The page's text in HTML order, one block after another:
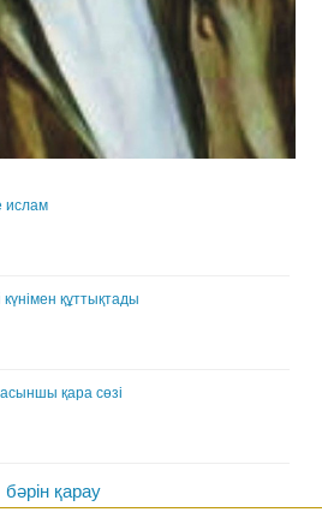
ислам
құттықтады
қара сөзі
бәрін қарау